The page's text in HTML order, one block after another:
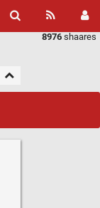
8976 shaares